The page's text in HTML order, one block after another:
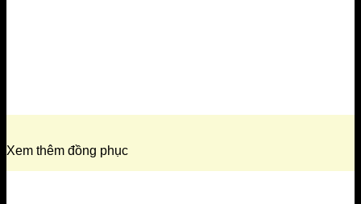
Xem thêm đồng phục